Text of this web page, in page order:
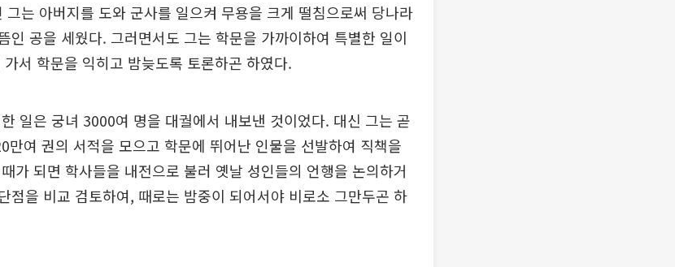
그는 아버지를 도와 군사를 일으켜 무용을 크게 떨침으로써 당나라
인 공을 세웠다. 그러면서도 그는 학문을 가까이하여 특별한 일이
서 학문을 익히고 밤늦도록 토론하곤 하였다.
일은 궁녀 3000여 명을 대궐에서 내보낸 것이었다. 대신 그는 곧
만여 권의 서적을 모으고 학문에 뛰어난 인물을 선발하여 직책을
가 되면 학사들을 내전으로 불러 옛날 성인들의 언행을 논의하거
점을 비교 검토하여, 때로는 밤중이 되어서야 비로소 그만두곤 하